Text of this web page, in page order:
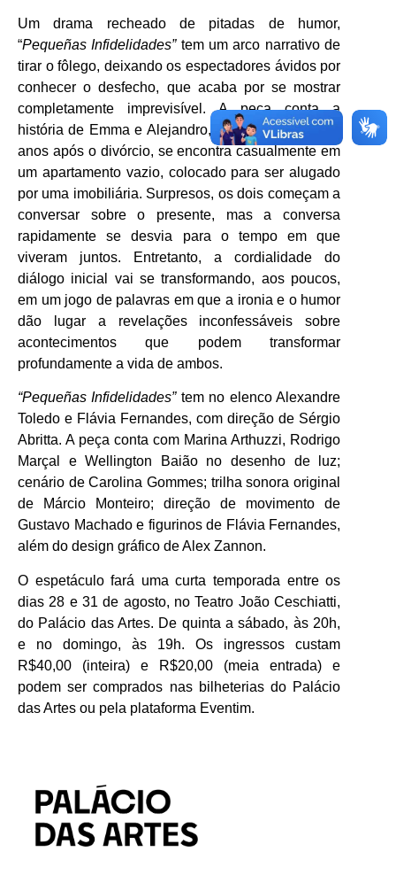
Um drama recheado de pitadas de humor,
“Pequeñas Infidelidades”tem um arco narrativo de
tirar o fôlego, deixando os espectadores ávidos por
conhecer o desfecho, que acaba por se mostrar
completamente imprevisível. A peça conta a
história de Emma e Alejandro, um casal que, vinte
anos após o divórcio, se encontra casualmente em
um apartamento vazio, colocado para ser alugado
por uma imobiliária. Surpresos, os dois começam a
conversar sobre o presente, mas a conversa
rapidamente se desvia para o tempo em que
viveram juntos. Entretanto, a cordialidade do
diálogo inicial vai se transformando, aos poucos,
em um jogo de palavras em que a ironia e o humor
dão lugar a revelações inconfessáveis sobre
acontecimentos que podem transformar
profundamente a vida de ambos.
“Pequeñas Infidelidades” tem no elenco Alexandre
Toledo e Flávia Fernandes, com direção de Sérgio
Abritta. A peça conta com Marina Arthuzzi, Rodrigo
Marçal e Wellington Baião no desenho de luz;
cenário de Carolina Gommes; trilha sonora original
de Márcio Monteiro; direção de movimento de
Gustavo Machado e figurinos de Flávia Fernandes,
além do design gráfico de Alex Zannon.
O espetáculo fará uma curta temporada entre os
dias 28 e 31 de agosto, no Teatro João Ceschiatti,
do Palácio das Artes. De quinta a sábado, às 20h,
e no domingo, às 19h. Os ingressos custam
R$40,00 (inteira) e R$20,00 (meia entrada) e
podem ser comprados nas bilheterias do Palácio
das Artes ou pela plataforma Eventim.